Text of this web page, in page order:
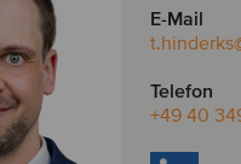
E-Mail
t.hinderks
Telefon
+49 40